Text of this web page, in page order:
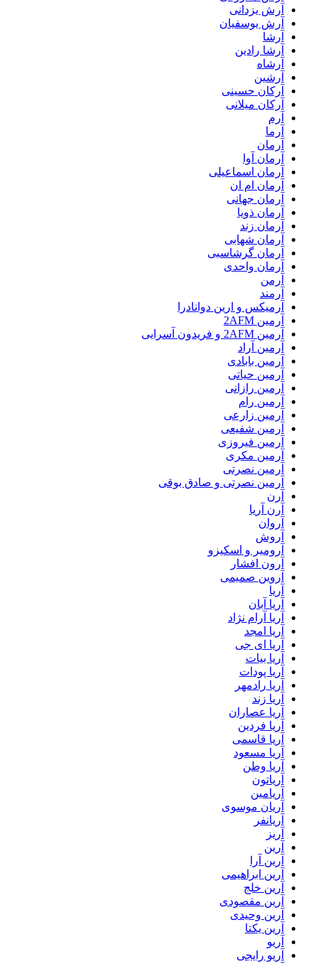
آرش یزدانی
آرش یوسفیان
آرشا
آرشا رادین
آرشاه
آرشین
آرکان حسینی
آرکان میلانی
آرم
آرما
آرمان
آرمان آوا
آرمان اسماعیلی
آرمان ام ان
آرمان جهانی
آرمان ذویا
آرمان زند
آرمان شهابی
آرمان گرشاسبی
آرمان واحدی
آرمن
آرمند
آرمیکس و ارین دوانادرا
آرمین 2AFM
آرمین 2AFM و فریدون آسرایی
آرمین آراد
آرمین بابادی
آرمین حیاتی
آرمین رازانی
آرمین رام
آرمین زارعی
آرمین شفیعی
آرمین فیروزی
آرمین مکری
آرمین نصرتی
آرمین نصرتی و صادق بوقی
آرن
آرن آریا
آروان
آروش
آرومیر و اسکیزو
آرون افشار
آروین صمیمی
آریا
آریا آبان
آریا آرام نژاد
آریا امجد
آریا ای جی
آریا بیات
آریا پودات
آریا رادمهر
آریا زند
آریا عصاران
آریا فردین
آریا قاسمی
آریا مسعود
آریا وطن
آریاتون
آریامین
آریان موسوی
آریانفر
آریز
آرین
آرین آرا
آرین ابراهیمی
آرین خلج
آرین مقصودی
آرین وحیدی
آرین یکتا
آریو
آریو رایجی